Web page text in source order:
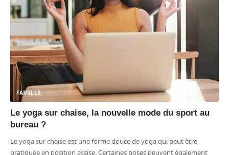
FAMILLE
Le yoga sur chaise, la nouvelle mode du sport au
bureau ?
Le yoga sur chaise est une forme douce de yoga qui peut être
pratiquée en position assise. Certaines poses peuvent également